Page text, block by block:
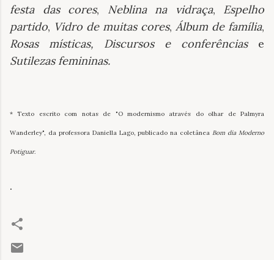
festa das cores, Neblina na vidraça, Espelho
partido, Vidro de muitas cores, Álbum de família,
Rosas místicas, Discursos e conferênciase
Sutilezas femininas.
* Texto escrito com notas de "O modernismo através do olhar de Palmyra
Wanderley", da professora Daniella Lago, publicado na coletâneaBom dia Moderno
Potiguar.
.